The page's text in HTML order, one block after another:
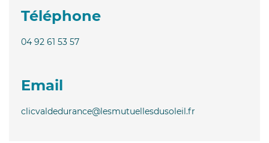
Téléphone
04 92 61 53 57
Email
clicvaldedurance@lesmutuellesdusoleil.fr